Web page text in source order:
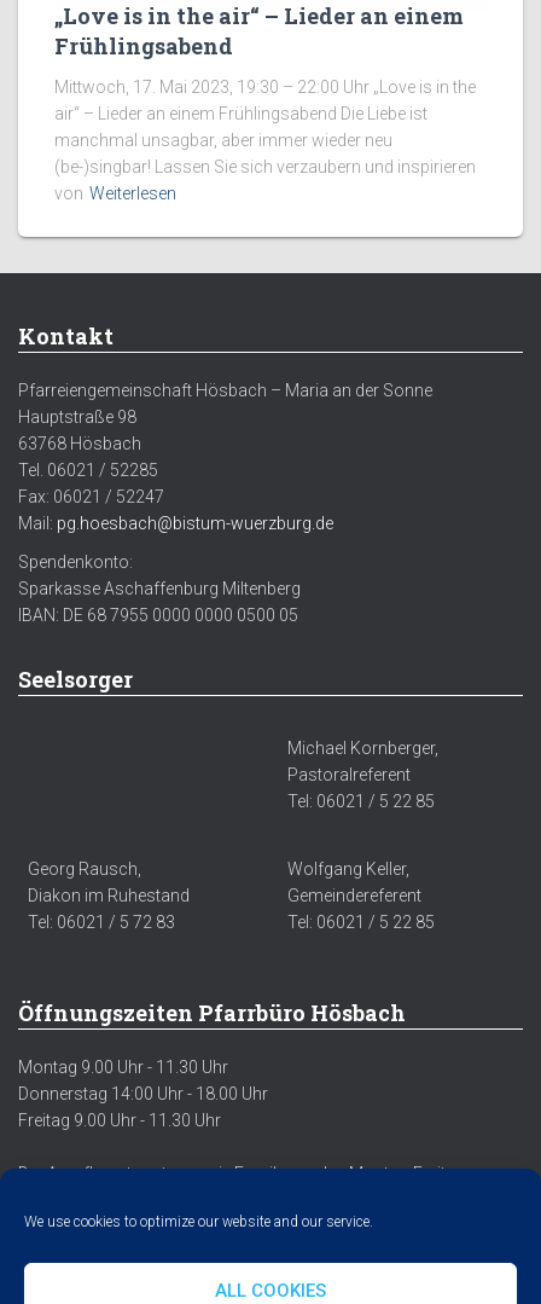
We use cookies to optimize our website and our service.
ALL COOKIES
„Love is in the air“ – Lieder an einem
Frühlingsabend
Mittwoch, 17. Mai 2023, 19:30 – 22:00 Uhr „Love is in the
air“ – Lieder an einem Frühlingsabend Die Liebe ist
manchmal unsagbar, aber immer wieder neu
(be-)singbar! Lassen Sie sich verzaubern und inspirieren
von Weiterlesen
Kontakt
Pfarreiengemeinschaft Hösbach – Maria an der Sonne
Hauptstraße 98
63768 Hösbach
Tel. 06021 / 52285
Fax: 06021 / 52247
Mail: pg.hoesbach@bistum-wuerzburg.de
Spendenkonto:
Sparkasse Aschaffenburg Miltenberg
IBAN: DE 68 7955 0000 0000 0500 05
Seelsorger
Michael Kornberger,
Pastoralreferent
Tel: 06021 / 5 22 85
Georg Rausch,
Diakon im Ruhestand
Tel: 06021 / 5 72 83
Wolfgang Keller,
Gemeindereferent
Tel: 06021 / 5 22 85
Öffnungszeiten Pfarrbüro Hösbach
Montag 9.00 Uhr - 11.30 Uhr
Donnerstag 14:00 Uhr - 18.00 Uhr
Freitag 9.00 Uhr - 11.30 Uhr
Der Anrufbeantworter sowie Emails werden Montag-Freitag